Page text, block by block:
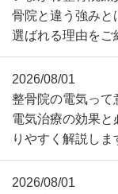
骨院と違う強みと
選ばれる理由をご
2026/08/01
整骨院の電気って
電気治療の効果と
りやすく解説しま
2026/08/01